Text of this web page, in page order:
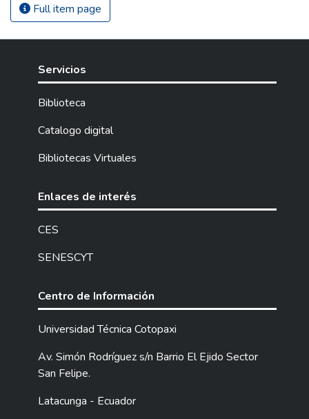
Full item page
Servicios
Biblioteca
Catalogo digital
Bibliotecas Virtuales
Enlaces de interés
CES
SENESCYT
Centro de Información
Universidad Técnica Cotopaxi
Av. Simón Rodríguez s/n Barrio El Ejido Sector
San Felipe.
Latacunga - Ecuador